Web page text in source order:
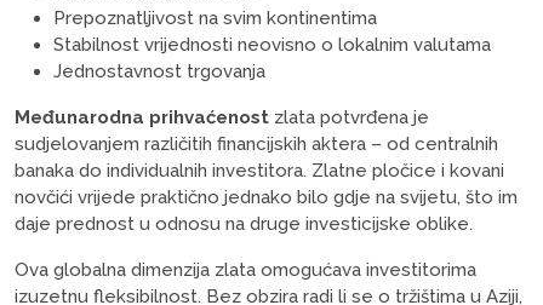
Prepoznatljivost na svim kontinentima
Stabilnost vrijednosti neovisno o lokalnim valutama
Jednostavnost trgovanja
Međunarodna prihvaćenost zlata potvrđena je
sudjelovanjem različitih financijskih aktera – od centralnih
banaka do individualnih investitora. Zlatne pločice i kovani
novčići vrijede praktično jednako bilo gdje na svijetu, što im
daje prednost u odnosu na druge investicijske oblike.
Ova globalna dimenzija zlata omogućava investitorima
izuzetnu fleksibilnost. Bez obzira radi li se o tržištima u Aziji,